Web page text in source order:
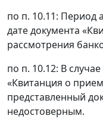
по п. 10.11: Период
дате документа
рассмотрения
по п. 10.12: В
«Квитанция о
представленный
недостоверным.